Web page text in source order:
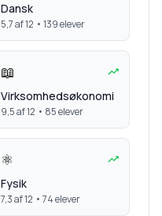
Dansk
5,7af 12 • 139elever
📖
Virksomhedsøkonomi
9,5af 12 • 85elever
⚛️
Fysik
7,3af 12 • 74elever